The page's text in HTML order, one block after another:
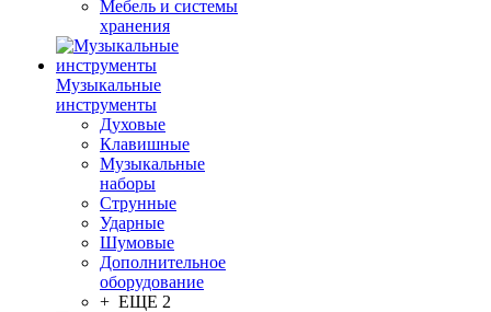
Мебель и системы
хранения
Музыкальные
инструменты
Духовые
Клавишные
Музыкальные
наборы
Струнные
Ударные
Шумовые
Дополнительное
оборудование
+ ЕЩЕ 2